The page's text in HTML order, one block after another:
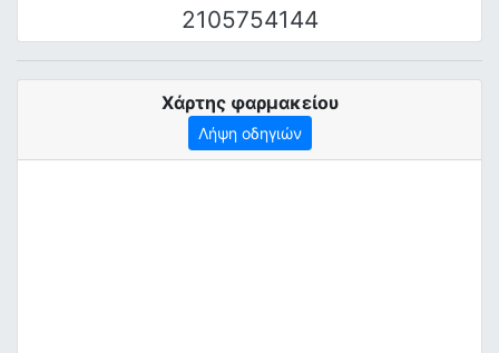
2105754144
Χάρτης φαρμακείου
Λήψη οδηγιών